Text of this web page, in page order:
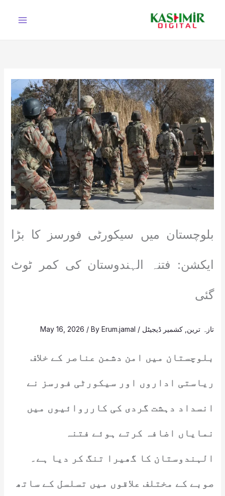
بلوچستان میں سیکورٹی فورسز کا بڑا
ایکشن: فتنہ الہندوستان کی کمر ٹوٹ
گئی
تازہ ترین کشمیر ڈیجیٹل /
May 16, 2026 / ByErum.jamal
بلوچستان میں امن دشمن عناصر کے خلاف
ریاستی اداروں اور سیکورٹی فورسز نے
انسداد دہشت گردی کی کارروائیوں میں
نمایاں اضافہ کرتے ہوئے فتنہ
الہندوستان کا گھیرا تنگ کر دیا ہے۔
صوبے کے مختلف علاقوں میں تسلسل کے ساتھ